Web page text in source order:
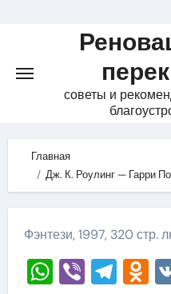
советы и
Главная
Дж. К. Роулинг — Гарри
Фэнтези, 1997, 320 стр.
Viber